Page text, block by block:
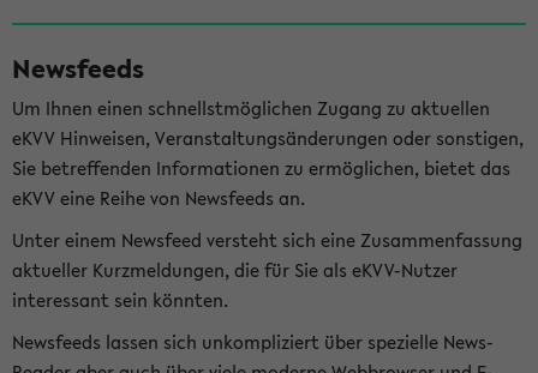
Newsfeeds
Um Ihnen einen schnellstmöglichen Zugang zu aktuellen
eKVV Hinweisen, Veranstaltungsänderungen oder sonstigen,
Sie betreffenden Informationen zu ermöglichen, bietet das
eKVV eine Reihe von Newsfeeds an.
Unter einem Newsfeed versteht sich eine Zusammenfassung
aktueller Kurzmeldungen, die für Sie als eKVV-Nutzer
interessant sein könnten.
Newsfeeds lassen sich unkompliziert über spezielle News-